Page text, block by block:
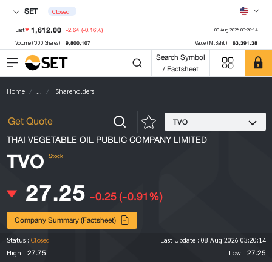
SET Closed
Last 1,612.00 -2.64 (-0.16%) 08 Aug 2026 03:20:14
Volume ('000 Shares) 9,800,107 Value (M.Baht) 63,391.38
Search Symbol
/ Factsheet
Home ... Shareholders
TVO
THAI VEGETABLE OIL PUBLIC COMPANY LIMITED
TVO Stock
27.25 -0.25(-0.91%)
Company Summary (Factsheet)
Status : Closed Last Update : 08 Aug 2026 03:20:14
High
27.75 Low 27.25